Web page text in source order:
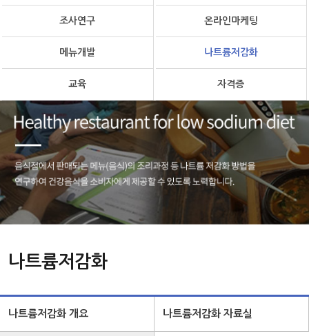
조사연구 온라인마케팅
메뉴개발 나트륨저감화
교육 자격증
나트륨저감화
나트륨저감화 개요 나트륨저감화 자료실